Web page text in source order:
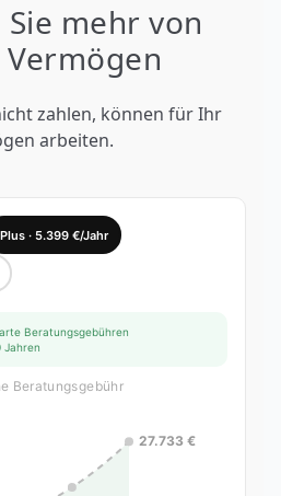
mehr von
zahlen, können für Ihr
arbeiten.
Plus · 5.399 €/Jahr
Beratungsgebühren
Jahren
Beratungsgebühr